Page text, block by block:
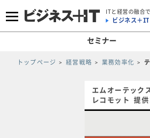
ITと経営の融合
ビジネス＋
セミナー
トップページ 経営戦略 業務効率化
エムオーテック
レコモット 提